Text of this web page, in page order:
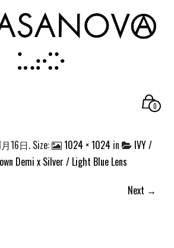
0
16日. Size: 1024 × 1024 in
IVY /
Demi x Silver / Light Blue Lens
Next →